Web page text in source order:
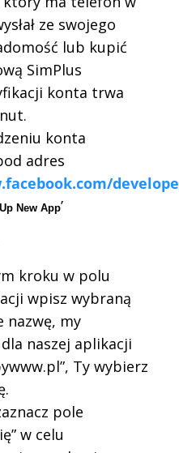
ze swojego
lub kupić
SimPlus
konta trwa
konta
adres
New App’
kroku w polu
wpisz wybraną
nazwę, my
naszej aplikacji
Ty wybierz
pole
w celu